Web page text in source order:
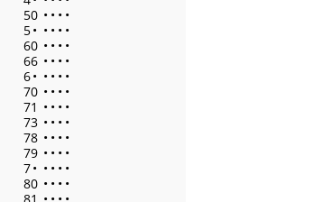
50 • • • •
5• • • • •
60 • • • •
66 • • • •
6• • • • •
70 • • • •
71 • • • •
73 • • • •
78 • • • •
79 • • • •
7• • • • •
80 • • • •